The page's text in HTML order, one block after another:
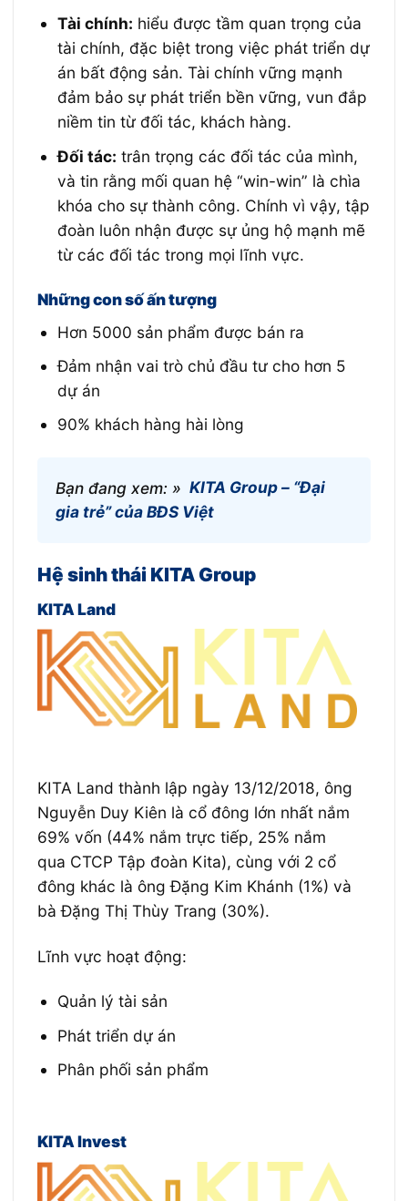
Tài chính: hiểu được tầm quan trọng của
tài chính, đặc biệt trong việc phát triển dự
án bất động sản. Tài chính vững mạnh
đảm bảo sự phát triển bền vững, vun đắp
niềm tin từ đối tác, khách hàng.
Đối tác: trân trọng các đối tác của mình,
và tin rằng mối quan hệ “win-win” là chìa
khóa cho sự thành công. Chính vì vậy, tập
đoàn luôn nhận được sự ủng hộ mạnh mẽ
từ các đối tác trong mọi lĩnh vực.
Những con số ấn tượng
Hơn 5000 sản phẩm được bán ra
Đảm nhận vai trò chủ đầu tư cho hơn 5
dự án
90% khách hàng hài lòng
Bạn đang xem: » KITA Group – “Đại
gia trẻ” của BĐS Việt
Hệ sinh thái KITA Group
KITA Land
KITA Land thành lập ngày 13/12/2018, ông
Nguyễn Duy Kiên là cổ đông lớn nhất nắm
69% vốn (44% nắm trực tiếp, 25% nắm
qua CTCP Tập đoàn Kita), cùng với 2 cổ
đông khác là ông Đặng Kim Khánh (1%) và
bà Đặng Thị Thùy Trang (30%).
Lĩnh vực hoạt động:
Quản lý tài sản
Phát triển dự án
Phân phối sản phẩm
KITA Invest